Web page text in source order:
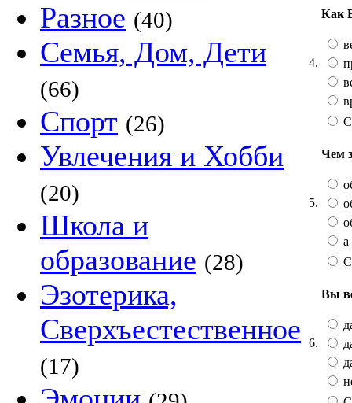
Разное (40)
Семья, Дом, Дети
(66)
Спорт (26)
Увлечения и Хобби
(20)
Школа и
образование (28)
Эзотерика,
Сверхъестественное
(17)
4.
Как
5.
Чем
а
6.
Вы